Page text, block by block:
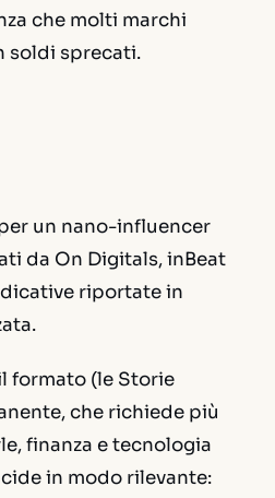
che molti marchi
soldi sprecati.
un nano-influencer
da On Digitals, inBeat
riportate in
formato (le Storie
che richiede più
finanza e tecnologia
in modo rilevante: